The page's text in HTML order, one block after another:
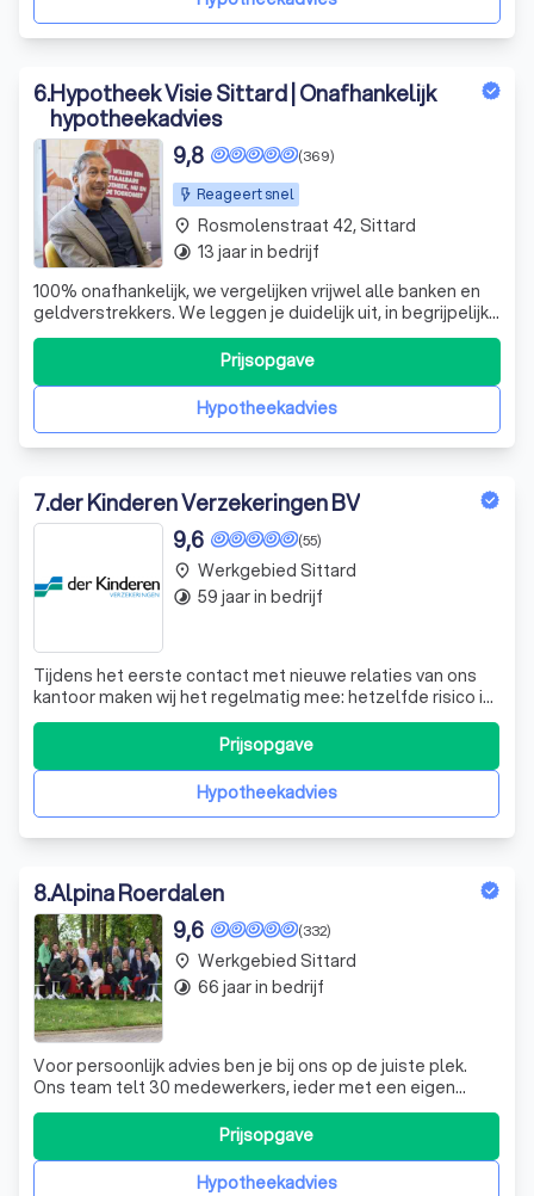
6.Hypotheek Visie Sittard | Onafhankelijk
hypotheekadvies
Reageert snel
(369)
9,8
100% onafhankelijk, we vergelijken vrijwel alle banken en
geldverstrekkers. We leggen je duidelijk uit, in begrijpelijke
taal wat het inhoudt. Je gaat pas naar buiten als je begrijpt
Hypotheekadvies
Prijsopgave
place Rosmolenstraat 42, Sittard
timelapse 13 jaar in bedrijf
7.der Kinderen Verzekeringen BV
(55)
9,6
Tijdens het eerste contact met nieuwe relaties van ons
kantoor maken wij het regelmatig mee: hetzelfde risico is
twee keer verzekerd zonder dat de relatie dat beseft. Dat
is jammer want een dubbele verzekering is weggegooid
geld.
Hypotheekadvies
Prijsopgave
place Werkgebied Sittard
timelapse 59 jaar in bedrijf
8.Alpina Roerdalen
(332)
9,6
Voor persoonlijk advies ben je bij ons op de juiste plek.
Ons team telt 30 medewerkers, ieder met een eigen
specialisatie. Onze kernwaarden zijn al meer dan 60 jaar
persoonlijk & dichtbij. Op vandaag bieden wij vanuit Sint
Odiliënberg nog altijd traditionele service maar wel in een
modern jasje.
Hypotheekadvies
Prijsopgave
place Werkgebied Sittard
timelapse 66 jaar in bedrijf